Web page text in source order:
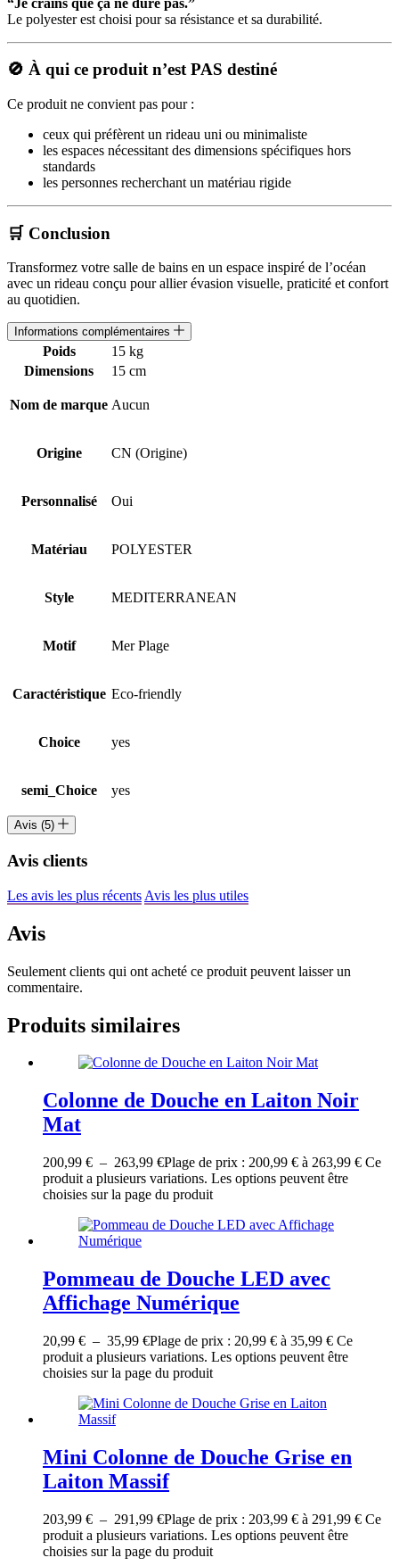
Le polyester est choisi pour sa résistance et sa durabilité.
🚫 À qui ce produit n’est PAS destiné
Ce produit ne convient pas pour :
ceux qui préfèrent un rideau uni ou minimaliste
les espaces nécessitant des dimensions spécifiques hors
standards
les personnes recherchant un matériau rigide
🛒 Conclusion
Transformez votre salle de bains en un espace inspiré de l’océan
avec un rideau conçu pour allier évasion visuelle, praticité et confort
au quotidien.
Informations complémentaires
Poids
15 kg
Dimensions
15 cm
Nom de marque Aucun
Origine CN (Origine)
Personnalisé Oui
Matériau POLYESTER
Style MEDITERRANEAN
Motif Mer Plage
Caractéristique Eco-friendly
Choice yes
semi_Choice yes
Avis (5)
Avis clients
Les avis les plus récents Avis les plus utiles
Avis
Seulement clients qui ont acheté ce produit peuvent laisser un
commentaire.
Produits similaires
Colonne de Douche en Laiton Noir
Mat
200,99 € – 263,99 €Plage de prix : 200,99 € à 263,99 € Ce
produit a plusieurs variations. Les options peuvent être
choisies sur la page du produit
Pommeau de Douche LED avec
Affichage Numérique
20,99 € – 35,99 €Plage de prix : 20,99 € à 35,99 € Ce
produit a plusieurs variations. Les options peuvent être
choisies sur la page du produit
Mini Colonne de Douche Grise en
Laiton Massif
203,99 € – 291,99 €Plage de prix : 203,99 € à 291,99 € Ce
produit a plusieurs variations. Les options peuvent être
choisies sur la page du produit